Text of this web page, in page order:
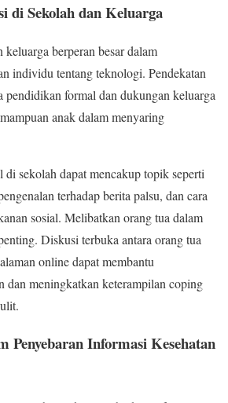
di Sekolah dan Keluarga
berperan besar dalam
individu tentang teknologi. Pendekatan
pendidikan formal dan dukungan keluarga
anak dalam menyaring
di sekolah dapat mencakup topik seperti
terhadap berita palsu, dan cara
sosial. Melibatkan orang tua dalam
Diskusi terbuka antara orang tua
online dapat membantu
dan meningkatkan keterampilan coping
Penyebaran Informasi Kesehatan